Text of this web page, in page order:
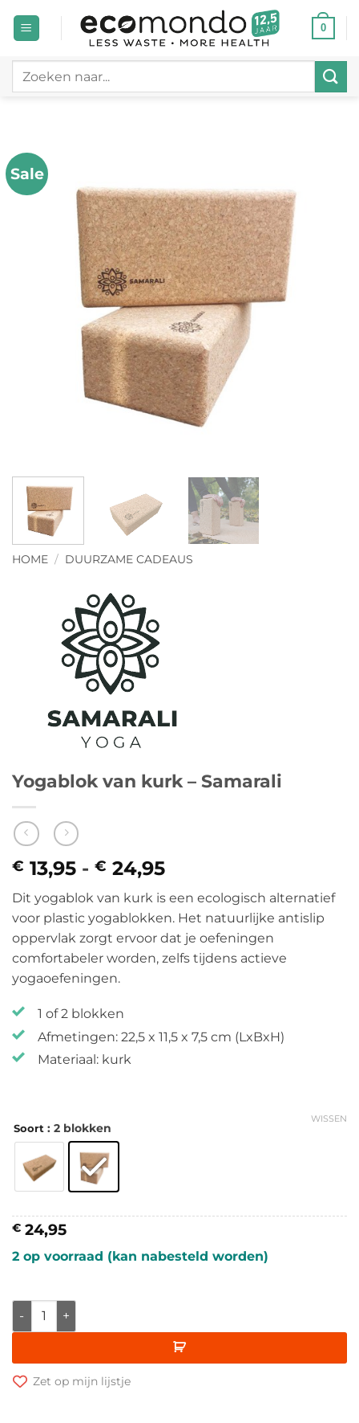
naar
0
Zoeken
Sale
HOME / DUURZAME CADEAUS
Yogablok van kurk – Samarali
€ 13,95 - € 24,95
€ 13,95
tot
€ 24,95
Dit yogablok van kurk is een ecologisch alternatief
voor plastic yogablokken. Het natuurlijke antislip
oppervlak zorgt ervoor dat je oefeningen
comfortabeler worden, zelfs tijdens actieve
yogaoefeningen.
1 of 2 blokken
Afmetingen: 22,5 x 11,5 x 7,5 cm (LxBxH)
Materiaal: kurk
Soort : 2 blokken
WISSEN
€ 24,95
2 op voorraad (kan nabesteld worden)
Yogablok van kurk - Samarali aantal
Zet op mijn lijstje